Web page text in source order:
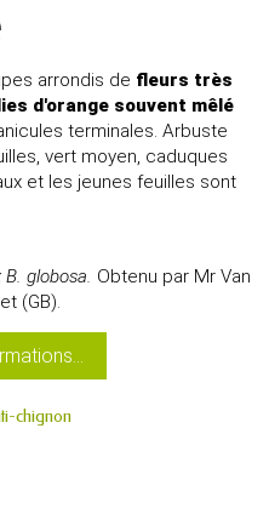
arrondis de fleurs très
d'orange souvent mêlé
terminales. Arbuste
vert moyen, caduques
et les jeunes feuilles sont
globosa. Obtenu par Mr Van
(GB).
chignon